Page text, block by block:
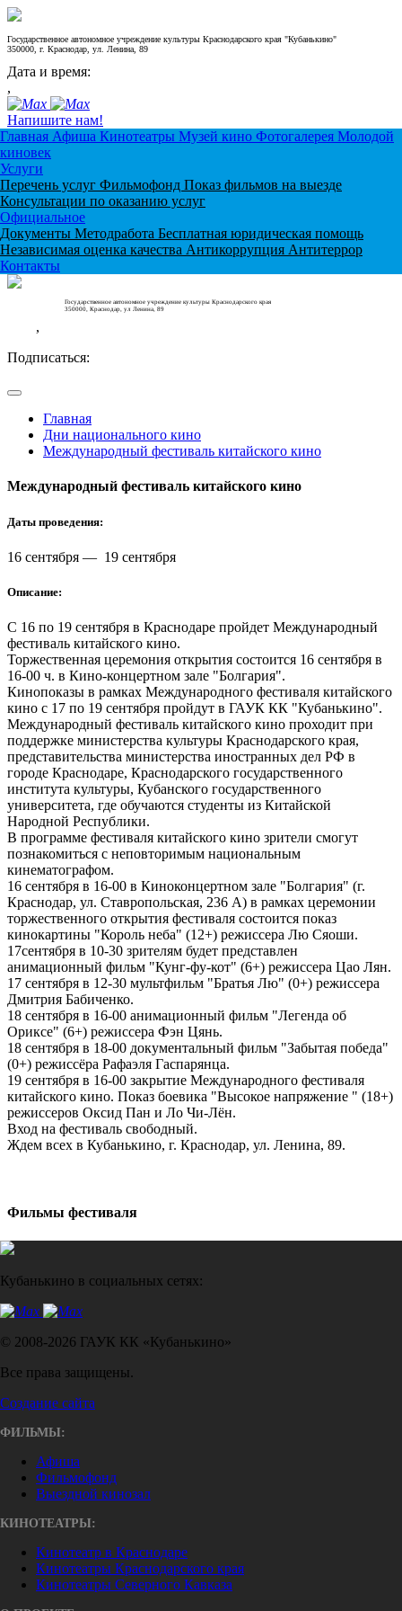
Государственное автономное учреждение культуры Краснодарского края "Кубанькино"
350000, г. Краснодар, ул. Ленина, 89
Дата и время:
,
Напишите нам!
Главная Афиша Кинотеатры Музей кино Фотогалерея Молодой
киновек
Услуги
Перечень услуг Фильмофонд Показ фильмов на выезде
Консультации по оказанию услуг
Официальное
Документы Методработа Бесплатная юридическая помощь
Независимая оценка качества Антикоррупция Антитеррор
Контакты
Государственное автономное учреждение культуры Краснодарского края
350000, Краснодар, ул Ленина, 89
,
Подписаться:
Главная
Дни национального кино
Международный фестиваль китайского кино
Международный фестиваль китайского кино
Даты проведения:
16 сентября — 19 сентября
Описание:
С 16 по 19 сентября в Краснодаре пройдет Международный
фестиваль китайского кино.
Торжественная церемония открытия состоится 16 сентября в
16-00 ч. в Кино-концертном зале "Болгария".
Кинопоказы в рамках Международного фестиваля китайского
кино с 17 по 19 сентября пройдут в ГАУК КК "Кубанькино".
Международный фестиваль китайского кино проходит при
поддержке министерства культуры Краснодарского края,
представительства министерства иностранных дел РФ в
городе Краснодаре, Краснодарского государственного
института культуры, Кубанского государственного
университета, где обучаются студенты из Китайской
Народной Республики.
В программе фестиваля китайского кино зрители смогут
познакомиться с неповторимым национальным
кинематографом.
16 сентября в 16-00 в Киноконцертном зале "Болгария" (г.
Краснодар, ул. Ставропольская, 236 А) в рамках церемонии
торжественного открытия фестиваля состоится показ
кинокартины "Король неба" (12+) режиссера Лю Сяоши.
17сентября в 10-30 зрителям будет представлен
анимационный фильм "Кунг-фу-кот" (6+) режиссера Цао Лян.
17 сентября в 12-30 мультфильм "Братья Лю" (0+) режиссера
Дмитрия Бабиченко.
18 сентября в 16-00 анимационный фильм "Легенда об
Ориксе" (6+) режиссера Фэн Цянь.
18 сентября в 18-00 документальный фильм "Забытая победа"
(0+) режиссёра Рафаэля Гаспарянца.
19 сентября в 16-00 закрытие Международного фестиваля
китайского кино. Показ боевика "Высокое напряжение " (18+)
режиссеров Оксид Пан и Ло Чи-Лён.
Вход на фестиваль свободный.
Ждем всех в Кубанькино, г. Краснодар, ул. Ленина, 89.
Фильмы фестиваля
Кубанькино в социальных сетях:
© 2008-2026 ГАУК КК «Кубанькино»
Все права защищены.
Создание сайта
ФИЛЬМЫ:
Афиша
Фильмофонд
Выездной кинозал
КИНОТЕАТРЫ:
Кинотеатр в Краснодаре
Кинотеатры Краснодарского края
Кинотеатры Северного Кавказа